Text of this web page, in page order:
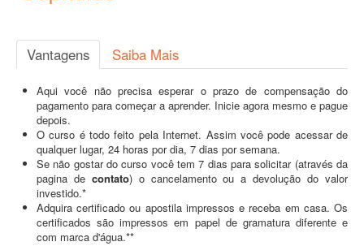
Vantagens Saiba Mais
Aqui você não precisa esperar o prazo de compensação do
pagamento para começar a aprender. Inicie agora mesmo e pague
depois.
O curso é todo feito pela Internet. Assim você pode acessar de
qualquer lugar, 24 horas por dia, 7 dias por semana.
Se não gostar do curso você tem 7 dias para solicitar (através da
pagina de contato) o cancelamento ou a devolução do valor
investido.*
Adquira certificado ou apostila impressos e receba em casa. Os
certificados são impressos em papel de gramatura diferente e
com marca d'água.**